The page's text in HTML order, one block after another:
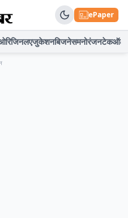
ePaper
एजुकेशनबिजनेसमनोरंजनटेकऑटो